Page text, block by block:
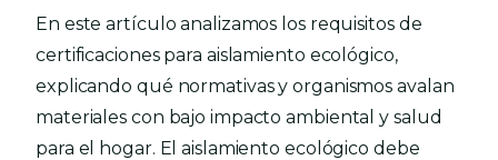
En este artículo analizamos los requisitos de
certificaciones para aislamiento ecológico,
explicando qué normativas y organismos avalan
materiales con bajo impacto ambiental y salud
para el hogar. El aislamiento ecológico debe